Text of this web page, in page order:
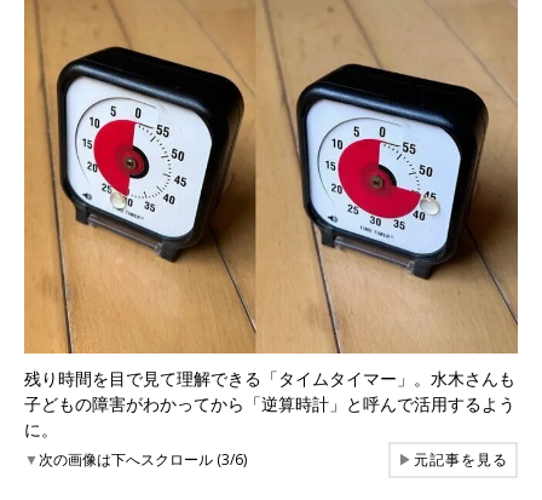
残り時間を目で見て理解できる「タイムタイマー」。水木さんも
子どもの障害がわかってから「逆算時計」と呼んで活用するよう
に。
▼次の画像は下へスクロール (3/6) ▶元記事を見る